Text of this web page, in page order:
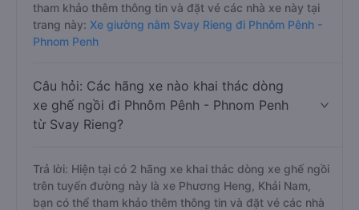
tham khảo thêm thông tin và đặt vé các nhà xe này tại
trang này: Xe giường nằm Svay Rieng đi Phnôm Pênh -
Phnom Penh
Câu hỏi: Các hãng xe nào khai thác dòng
xe ghế ngồi đi Phnôm Pênh - Phnom Penh
từ Svay Rieng?
Trả lời: Hiện tại có 2 hãng xe khai thác dòng xe ghế ngồi
trên tuyến đường này là xe Phương Heng, Khải Nam,
bạn có thể tham khảo thêm thông tin và đặt vé các nhà